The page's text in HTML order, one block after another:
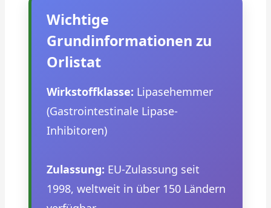
Wichtige
Grundinformationen zu
Orlistat
Wirkstoffklasse: Lipasehemmer
(Gastrointestinale Lipase-
Inhibitoren)
Zulassung: EU-Zulassung seit
1998, weltweit in über 150 Ländern